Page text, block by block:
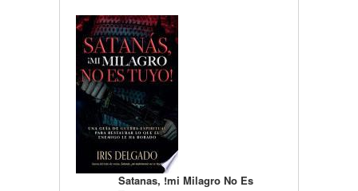
Satanas, !mi Milagro No Es